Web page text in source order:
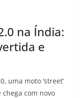
na Índia:
e
uma moto ‘street’
chega com novo